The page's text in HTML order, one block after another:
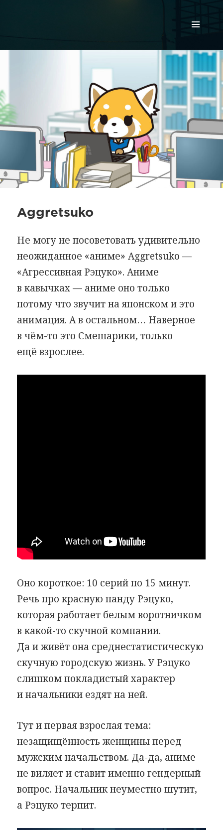
ВИДЖЕТЫ
Aggretsuko
Не могу не посоветовать удивительно
неожиданное «аниме» Aggretsuko —
«Агрессивная Рэцуко». Аниме
в кавычках — аниме оно только
потому что звучит на японском и это
анимация. А в остальном… Наверное
в чём-то это Смешарики, только
ещё взрослее.
Оно короткое: 10 серий по 15 минут.
Речь про красную панду Рэцуко,
которая работает белым воротничком
в какой-то скучной компании.
Да и живёт она среднестатистическую
скучную городскую жизнь. У Рэцуко
слишком покладистый характер
и начальники ездят на ней.
Тут и первая взрослая тема:
незащищённость женщины перед
мужским начальством. Да-да, аниме
не виляет и ставит именно гендерный
вопрос. Начальник неуместно шутит,
а Рэцуко терпит.